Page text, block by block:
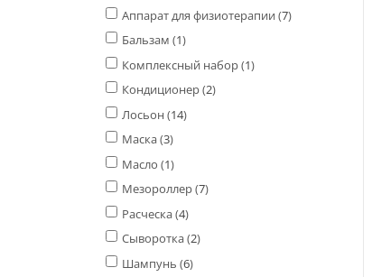
Аппарат для физиотерапии (7)
Бальзам (1)
Комплексный набор (1)
Кондиционер (2)
Лосьон (14)
Маска (3)
Масло (1)
Мезороллер (7)
Расческа (4)
Сыворотка (2)
Шампунь (6)